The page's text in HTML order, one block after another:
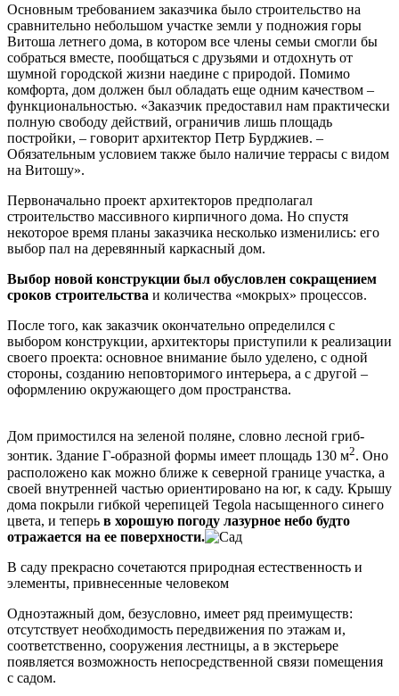
Основным требованием заказчика было строительство на
сравнительно небольшом участке земли у подножия горы
Витоша летнего дома, в котором все члены семьи смогли бы
собраться вместе, пообщаться с друзьями и отдохнуть от
шумной городской жизни наедине с природой. Помимо
комфорта, дом должен был обладать еще одним качеством –
функциональностью. «Заказчик предоставил нам практически
полную свободу действий, ограничив лишь площадь
постройки, – говорит архитектор Петр Бурджиев. –
Обязательным условием также было наличие террасы с видом
на Витошу».
Первоначально проект архитекторов предполагал
строительство массивного кирпичного дома. Но спустя
некоторое время планы заказчика несколько изменились: его
выбор пал на деревянный каркасный дом.
Выбор новой конструкции был обусловлен сокращением
сроков строительства и количества «мокрых» процессов.
После того, как заказчик окончательно определился с
выбором конструкции, архитекторы приступили к реализации
своего проекта: основное внимание было уделено, с одной
стороны, созданию неповторимого интерьера, а с другой –
оформлению окружающего дом пространства.
Дом примостился на зеленой поляне, словно лесной гриб-
зонтик. Здание Г-образной формы имеет площадь 130 м2. Оно
расположено как можно ближе к северной границе участка, а
своей внутренней частью ориентировано на юг, к саду. Крышу
дома покрыли гибкой черепицей Tegola насыщенного синего
цвета, и теперь в хорошую погоду лазурное небо будто
отражается на ее поверхности.
В саду прекрасно сочетаются природная естественность и
элементы, привнесенные человеком
Одноэтажный дом, безусловно, имеет ряд преимуществ:
отсутствует необходимость передвижения по этажам и,
соответственно, сооружения лестницы, а в экстерьере
появляется возможность непосредственной связи помещения
с садом.